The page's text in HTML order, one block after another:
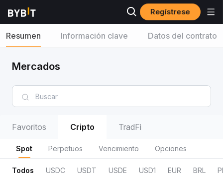
Regístrese
Resumen Información clave Datos del contrato
Mercados
Favoritos Cripto TradFi
Spot Perpetuos Vencimiento Opciones
Todos USDC USDT USDE USD1 EUR BRL